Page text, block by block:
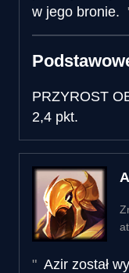
w jego bronie.
PRZYROST
2,4 pkt.
Azir został